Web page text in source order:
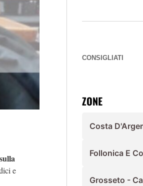
e
CONSIGLIATI
ZONE
Costa
Follonica E
Grosseto -